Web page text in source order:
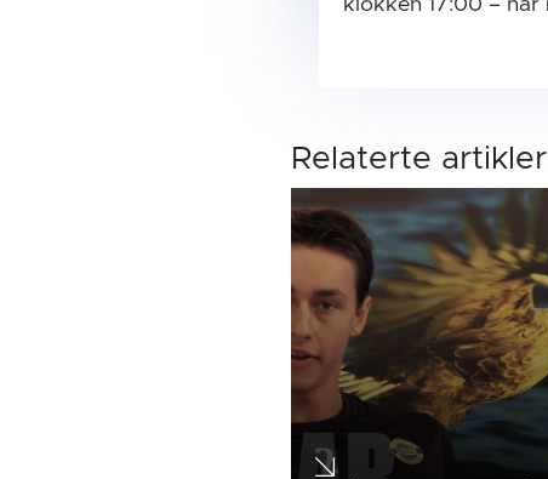
klokken 17:00 – når
Relaterte artikler